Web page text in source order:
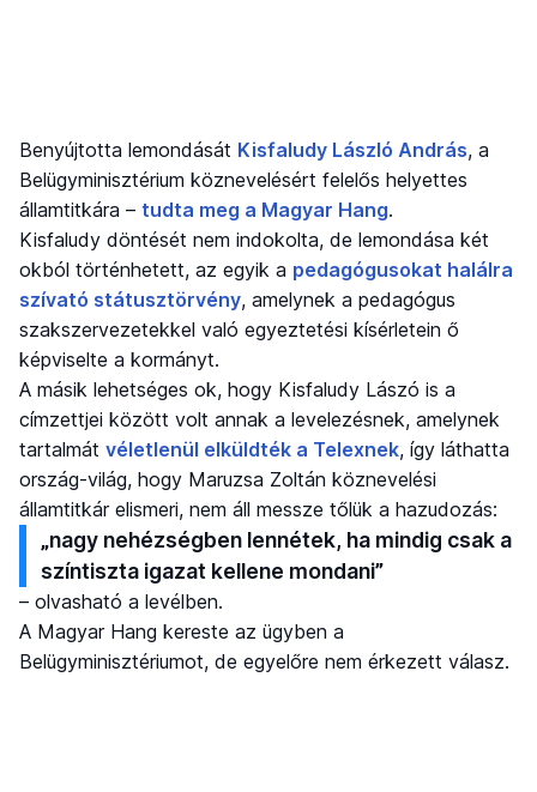
Benyújtotta lemondását Kisfaludy László András, a
Belügyminisztérium köznevelésért felelős helyettes
államtitkára – tudta meg a Magyar Hang.
Kisfaludy döntését nem indokolta, de lemondása két
okból történhetett, az egyik a pedagógusokat halálra
szívató státusztörvény, amelynek a pedagógus
szakszervezetekkel való egyeztetési kísérletein ő
képviselte a kormányt.
A másik lehetséges ok, hogy Kisfaludy Lászó is a
címzettjei között volt annak a levelezésnek, amelynek
tartalmát véletlenül elküldték a Telexnek, így láthatta
ország-világ, hogy Maruzsa Zoltán köznevelési
államtitkár elismeri, nem áll messze tőlük a hazudozás:
„nagy nehézségben lennétek, ha mindig csak a
színtiszta igazat kellene mondani”
– olvasható a levélben.
A Magyar Hang kereste az ügyben a
Belügyminisztériumot, de egyelőre nem érkezett válasz.